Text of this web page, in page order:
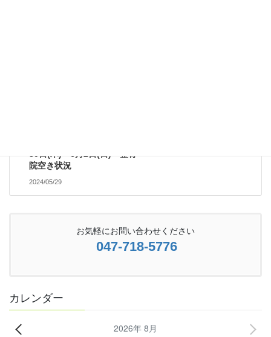
30日(木)～6月2日(日) 整骨
院空き状況
2024/05/29
お気軽にお問い合わせください
047-718-5776
カレンダー
2026年 8月